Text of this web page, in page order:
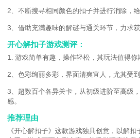
2、不断搜寻相同颜色的扣子并进行消除，
3、借助充满趣味的解谜与通关环节，力求获
开心解扣子游戏测评：
1. 游戏简单有趣，操作轻松，其玩法值得你
2、色彩绚丽多彩，界面清爽宜人，尤其受
3、超数百个各异关卡，从初级进阶至高级
感。
推荐理由
《开心解扣子》这款游戏独具创意，以解